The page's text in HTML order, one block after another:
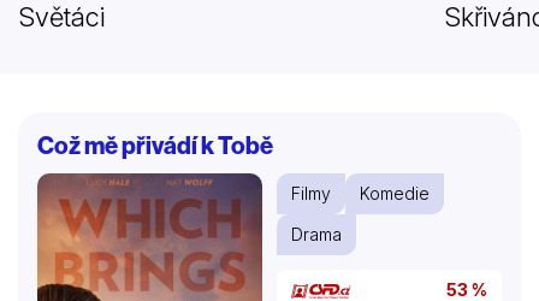
Světáci
Což mě přivádí k Tobě
Filmy
Komedie
Drama
53 %